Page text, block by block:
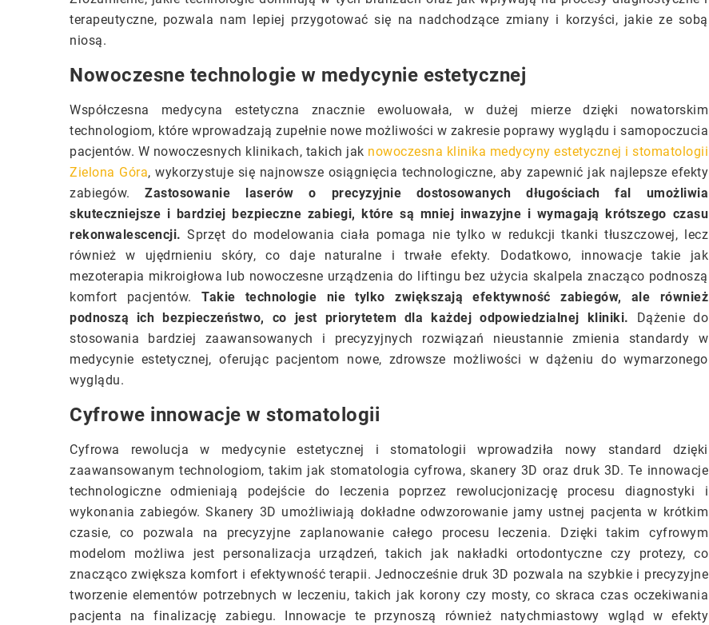
terapeutyczne, pozwala nam lepiej przygotować się na nadchodzące zmiany i korzyści, jakie ze sobą
niosą.
Nowoczesne technologie w medycynie estetycznej
Współczesna medycyna estetyczna znacznie ewoluowała, w dużej mierze dzięki nowatorskim
technologiom, które wprowadzają zupełnie nowe możliwości w zakresie poprawy wyglądu i samopoczucia
pacjentów. W nowoczesnych klinikach, takich jak nowoczesna klinika medycyny estetycznej i stomatologii
Zielona Góra, wykorzystuje się najnowsze osiągnięcia technologiczne, aby zapewnić jak najlepsze efekty
zabiegów.Zastosowanie laserów o precyzyjnie dostosowanych długościach fal umożliwia
skuteczniejsze i bardziej bezpieczne zabiegi, które są mniej inwazyjne i wymagają krótszego czasu
rekonwalescencji. Sprzęt do modelowania ciała pomaga nie tylko w redukcji tkanki tłuszczowej, lecz
również w ujędrnieniu skóry, co daje naturalne i trwałe efekty. Dodatkowo, innowacje takie jak
mezoterapia mikroigłowa lub nowoczesne urządzenia do liftingu bez użycia skalpela znacząco podnoszą
komfort pacjentów. Takie technologie nie tylko zwiększają efektywność zabiegów, ale również
podnoszą ich bezpieczeństwo, co jest priorytetem dla każdej odpowiedzialnej kliniki. Dążenie do
stosowania bardziej zaawansowanych i precyzyjnych rozwiązań nieustannie zmienia standardy w
medycynie estetycznej, oferując pacjentom nowe, zdrowsze możliwości w dążeniu do wymarzonego
wyglądu.
Cyfrowe innowacje w stomatologii
Cyfrowa rewolucja w medycynie estetycznej i stomatologii wprowadziła nowy standard dzięki
zaawansowanym technologiom, takim jak stomatologia cyfrowa, skanery 3D oraz druk 3D. Te innowacje
technologiczne odmieniają podejście do leczenia poprzez rewolucjonizację procesu diagnostyki i
wykonania zabiegów. Skanery 3D umożliwiają dokładne odwzorowanie jamy ustnej pacjenta w krótkim
czasie, co pozwala na precyzyjne zaplanowanie całego procesu leczenia. Dzięki takim cyfrowym
modelom możliwa jest personalizacja urządzeń, takich jak nakładki ortodontyczne czy protezy, co
znacząco zwiększa komfort i efektywność terapii. Jednocześnie druk 3D pozwala na szybkie i precyzyjne
tworzenie elementów potrzebnych w leczeniu, takich jak korony czy mosty, co skraca czas oczekiwania
pacjenta na finalizację zabiegu. Innowacje te przynoszą również natychmiastowy wgląd w efekty